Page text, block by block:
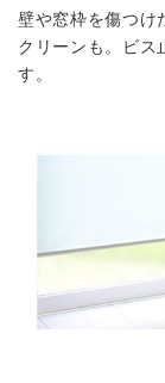
壁や窓枠を傷つけ
クリーンも。ビス
す。